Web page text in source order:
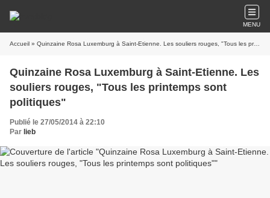
MENU
Accueil » Quinzaine Rosa Luxemburg à Saint-Etienne. Les souliers rouges, "Tous les printemps sont politiques"
Quinzaine Rosa Luxemburg à Saint-Etienne. Les
souliers rouges, "Tous les printemps sont
politiques"
Publié le 27/05/2014 à 22:10
Par lieb